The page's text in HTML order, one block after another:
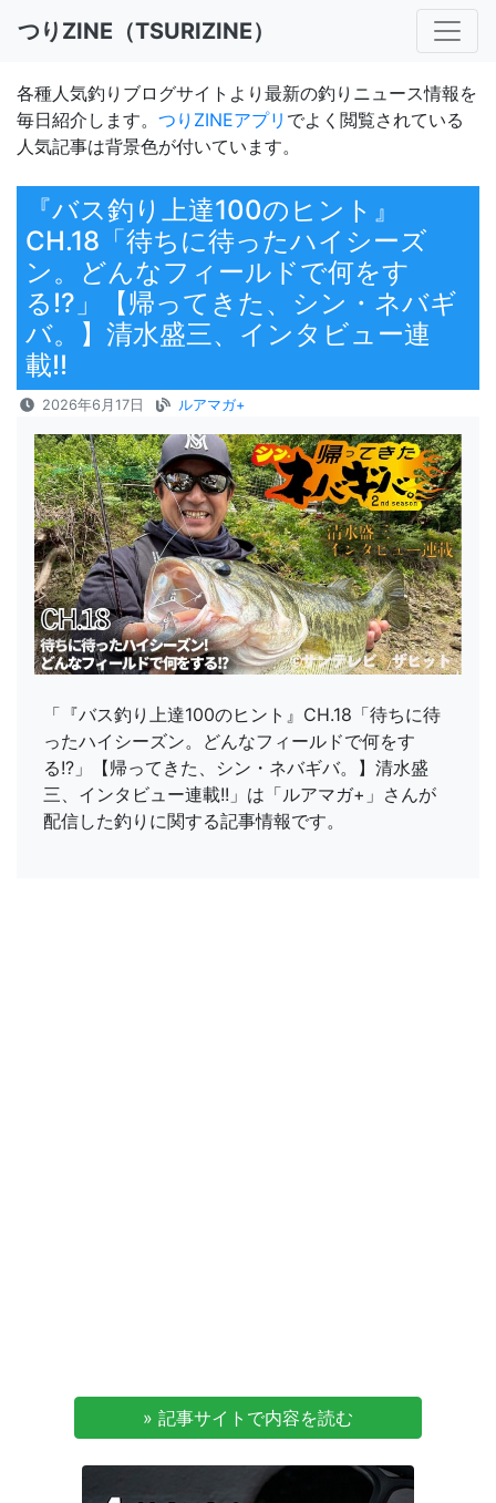
つりZINE（TSURIZINE）
各種人気釣りブログサイトより最新の釣りニュース情報を
毎日紹介します。 つりZINEアプリ でよく閲覧されている
人気記事は背景色が付いています。
『バス釣り上達100のヒント』
CH.18「待ちに待ったハイシーズ
ン。どんなフィールドで何をす
る!?」【帰ってきた、シン・ネバギ
バ。】清水盛三、インタビュー連
載!!
2026年6月17日 ルアマガ+
「『バス釣り上達100のヒント』CH.18「待ちに待
ったハイシーズン。どんなフィールドで何をす
る!?」【帰ってきた、シン・ネバギバ。】清水盛
三、インタビュー連載!!」は「ルアマガ+」さんが
配信した釣りに関する記事情報です。
» 記事サイトで内容を読む